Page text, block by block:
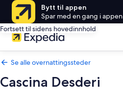
Bytt til appen
Spar med en gang i appen
Fortsett til sidens hovedinnhold
Se alle overnattingssteder
Cascina Desderi